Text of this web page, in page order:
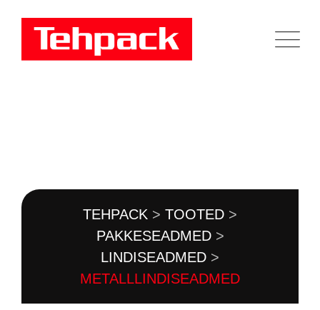
TEHPACK > TOOTED >
PAKKESEADMED>
LINDISEADMED >
METALLLINDISEADMED